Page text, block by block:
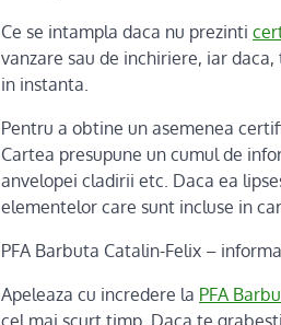
Ce se intampla daca nu prezinti
vanzare sau de inchiriere, iar
in instanta.
Pentru a obtine un asemenea
Cartea presupune un cumul de
anvelopei cladirii etc. Daca ea
elementelor care sunt incluse in
PFA Barbuta Catalin-Felix –
Apeleaza cu incredere la PFA
cel mai scurt timp. Daca te